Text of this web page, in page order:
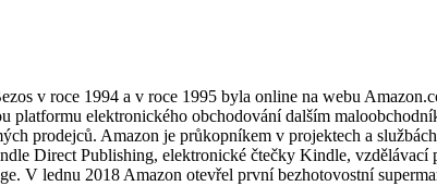
v roce 1994 a v roce 1995 byla online na webu
platformu elektronického obchodování dalším
prodejců. Amazon je průkopníkem v projektech a
Direct Publishing, elektronické čtečky Kindle, vzdělávací
V lednu 2018 Amazon otevřel první bezhotovostní